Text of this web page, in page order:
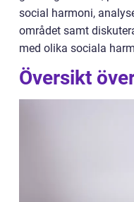
social harmoni,
området samt
med olika sociala
Översikt